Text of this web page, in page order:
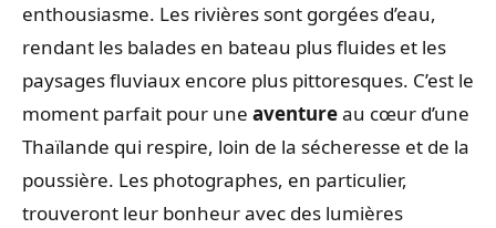
enthousiasme. Les rivières sont gorgées d’eau,
rendant les balades en bateau plus fluides et les
paysages fluviaux encore plus pittoresques. C’est le
moment parfait pour une aventureau cœur d’une
Thaïlande qui respire, loin de la sécheresse et de la
poussière. Les photographes, en particulier,
trouveront leur bonheur avec des lumières